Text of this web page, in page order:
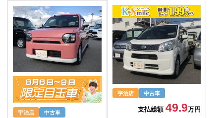
宇治店 中古車
宇治店 中古車
支払総額49.9万円